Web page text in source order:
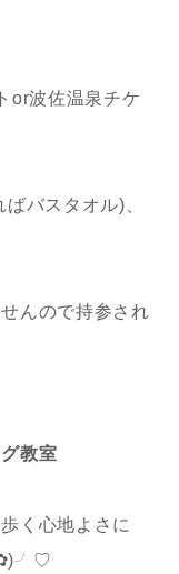
or波佐温泉チケ
バスタオル)、
んので持参され
教室
く心地よさに